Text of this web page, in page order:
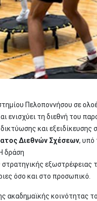
Πελοποννήσου σε
ενισχύει τη διεθνή του
και
Διεθνών Σχέσεων, υπό
δράση
εξωστρέφειας
όσο και στο προσωπικό.
ακαδημαϊκής κοινότητας